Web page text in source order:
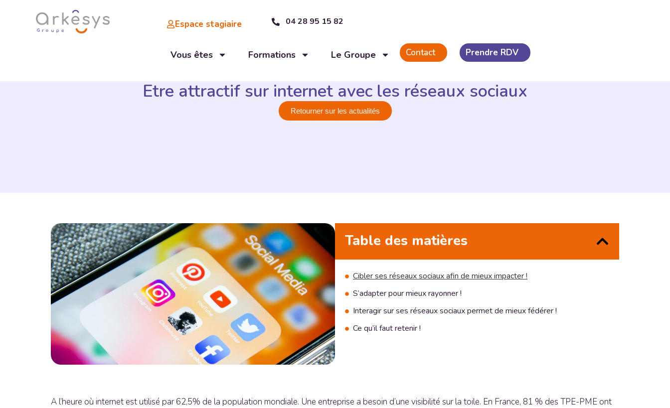
Espace stagiaire 04 28 95 15 82
Vous êtes Formations Le Groupe Contact Prendre RDV
Etre attractif sur internet avec les réseaux sociaux
Retourner sur les actualités
Table des matières
Cibler ses réseaux sociaux afin de mieux impacter !
S’adapter pour mieux rayonner !
Interagir sur ses réseaux sociaux permet de mieux fédérer !
Ce qu’il faut retenir !
A l’heure où internet est utilisé par 62,5% de la population mondiale. Une entreprise a besoin d’une visibilité sur la toile. En France, 81 % des TPE-PME ont